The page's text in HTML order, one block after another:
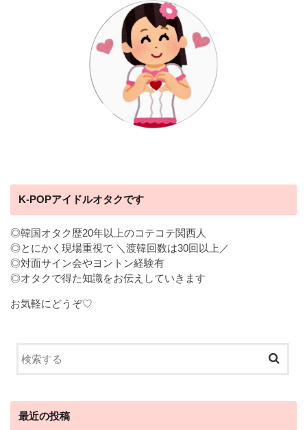
K-POPアイドルオタクです
◎韓国オタク歴20年以上のコテコテ関西人
◎とにかく現場重視で ＼渡韓回数は30回以上／
◎対面サイン会やヨントン経験有
◎オタクで得た知識をお伝えしていきます
お気軽にどうぞ♡
最近の投稿